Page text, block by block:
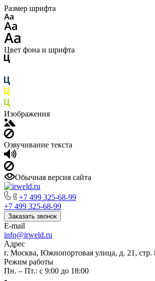
Размер шрифта
Цвет фона и шрифта
Изображения
Озвучивание текста
Обычная версия сайта
+7 499 325-68-99
+7 499 325-68-99
Заказать звонок
E-mail
info@irweld.ru
Адрес
г. Москва, Южнопортовая улица, д. 21, стр.
Режим работы
Пн. – Пт.: с 9:00 до 18:00